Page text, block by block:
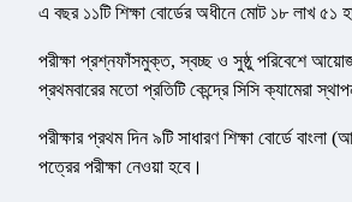
এ বছর ১১টি শিক্ষা বোর্ডের অধীনে মোট ১৮ লাখ
পরীক্ষা প্রশ্নফাঁসমুক্ত, স্বচ্ছ ও সুষ্ঠু পরিবেশে
প্রথমবারের মতো প্রতিটি কেন্দ্রে সিসি ক্যামেরা
পরীক্ষার প্রথম দিন ৯টি সাধারণ শিক্ষা বোর্ডে
পত্রের পরীক্ষা নেওয়া হবে।